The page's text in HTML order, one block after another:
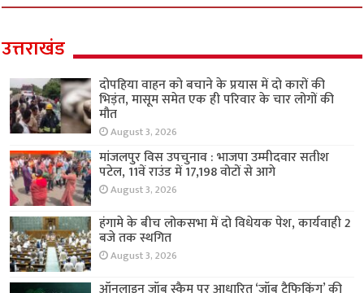
उत्तराखंड
दोपहिया वाहन को बचाने के प्रयास में दो कारों की
भिड़ंत, मासूम समेत एक ही परिवार के चार लोगों की
मौत
August 3, 2026
मांजलपुर विस उपचुनाव : भाजपा उम्मीदवार सतीश
पटेल, 11वें राउंड में 17,198 वोटों से आगे
August 3, 2026
हंगामे के बीच लोकसभा में दो विधेयक पेश, कार्यवाही 2
बजे तक स्थगित
August 3, 2026